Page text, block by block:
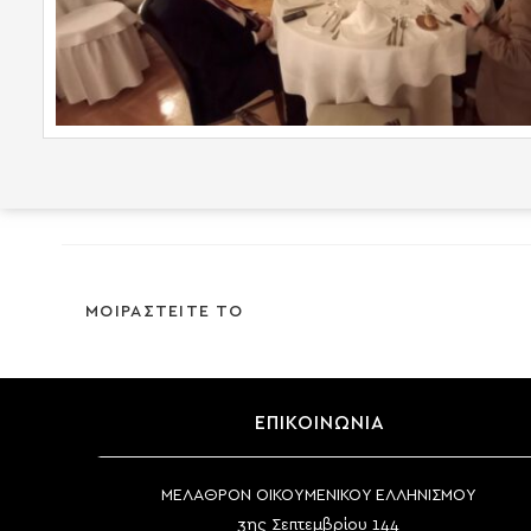
ΜΟΙΡΑΣΤΕΙΤΕ ΤΟ
ΕΠΙΚΟΙΝΩΝΙΑ
ΜΕΛΑΘΡΟΝ ΟΙΚΟΥΜΕΝΙΚΟΥ ΕΛΛΗΝΙΣΜΟΥ
3ης Σεπτεμβρίου 144